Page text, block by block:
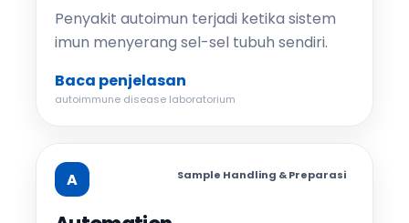
Penyakit autoimun terjadi ketika sistem
imun menyerang sel-sel tubuh sendiri.
Baca penjelasan
autoimmune disease laboratorium
A Sample Handling & Preparasi